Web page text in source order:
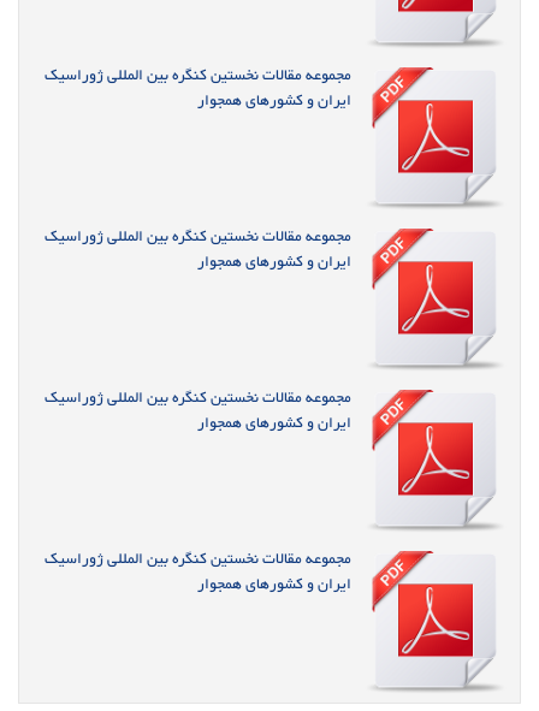
مجموعه مقالات نخستین کنگره بین المللی ژوراسیک
ایران و کشورهای همجوار
مجموعه مقالات نخستین کنگره بین المللی ژوراسیک
ایران و کشورهای همجوار
مجموعه مقالات نخستین کنگره بین المللی ژوراسیک
ایران و کشورهای همجوار
مجموعه مقالات نخستین کنگره بین المللی ژوراسیک
ایران و کشورهای همجوار